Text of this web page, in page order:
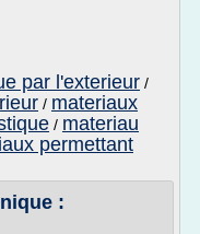
par l'exterieur /
/ materiaux
/ materiau
permettant
: